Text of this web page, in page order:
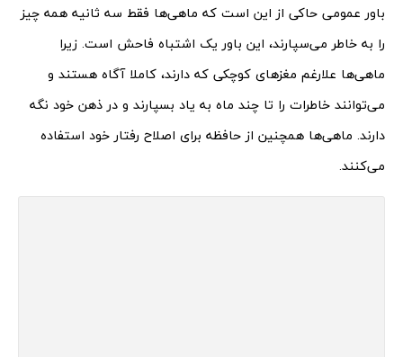
باور عمومی حاکی از این است که ماهی‌ها فقط سه ثانیه همه چیز
را به خاطر می‌سپارند، این باور یک اشتباه فاحش است. زیرا
ماهی‌ها علارغم مغزهای کوچکی که دارند، کاملا آگاه هستند و
می‌توانند خاطرات را تا چند ماه به یاد بسپارند و در ذهن خود نگه
دارند. ماهی‌ها همچنین از حافظه برای اصلاح رفتار خود استفاده
می‌کنند.